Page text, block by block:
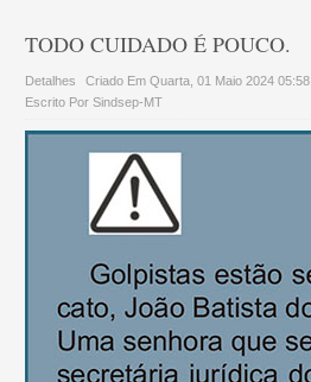
TODO CUIDADO É POUCO.
Detalhes
Criado Em Quarta, 01 Maio 2024 05:58
Escrito Por Sindsep-MT